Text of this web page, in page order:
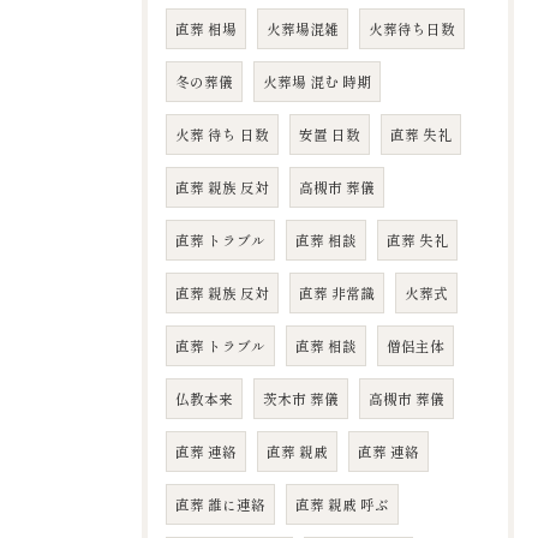
直葬 相場 火葬場混雑 火葬待ち日数
冬の葬儀 火葬場 混む 時期
火葬 待ち 日数 安置 日数 直葬 失礼
直葬 親族 反対 高槻市 葬儀
直葬 トラブル 直葬 相談 直葬 失礼
直葬 親族 反対 直葬 非常識 火葬式
直葬 トラブル 直葬 相談 僧侶主体
仏教本来 茨木市 葬儀 高槻市 葬儀
直葬 連絡 直葬 親戚 直葬 連絡
直葬 誰に連絡 直葬 親戚 呼ぶ